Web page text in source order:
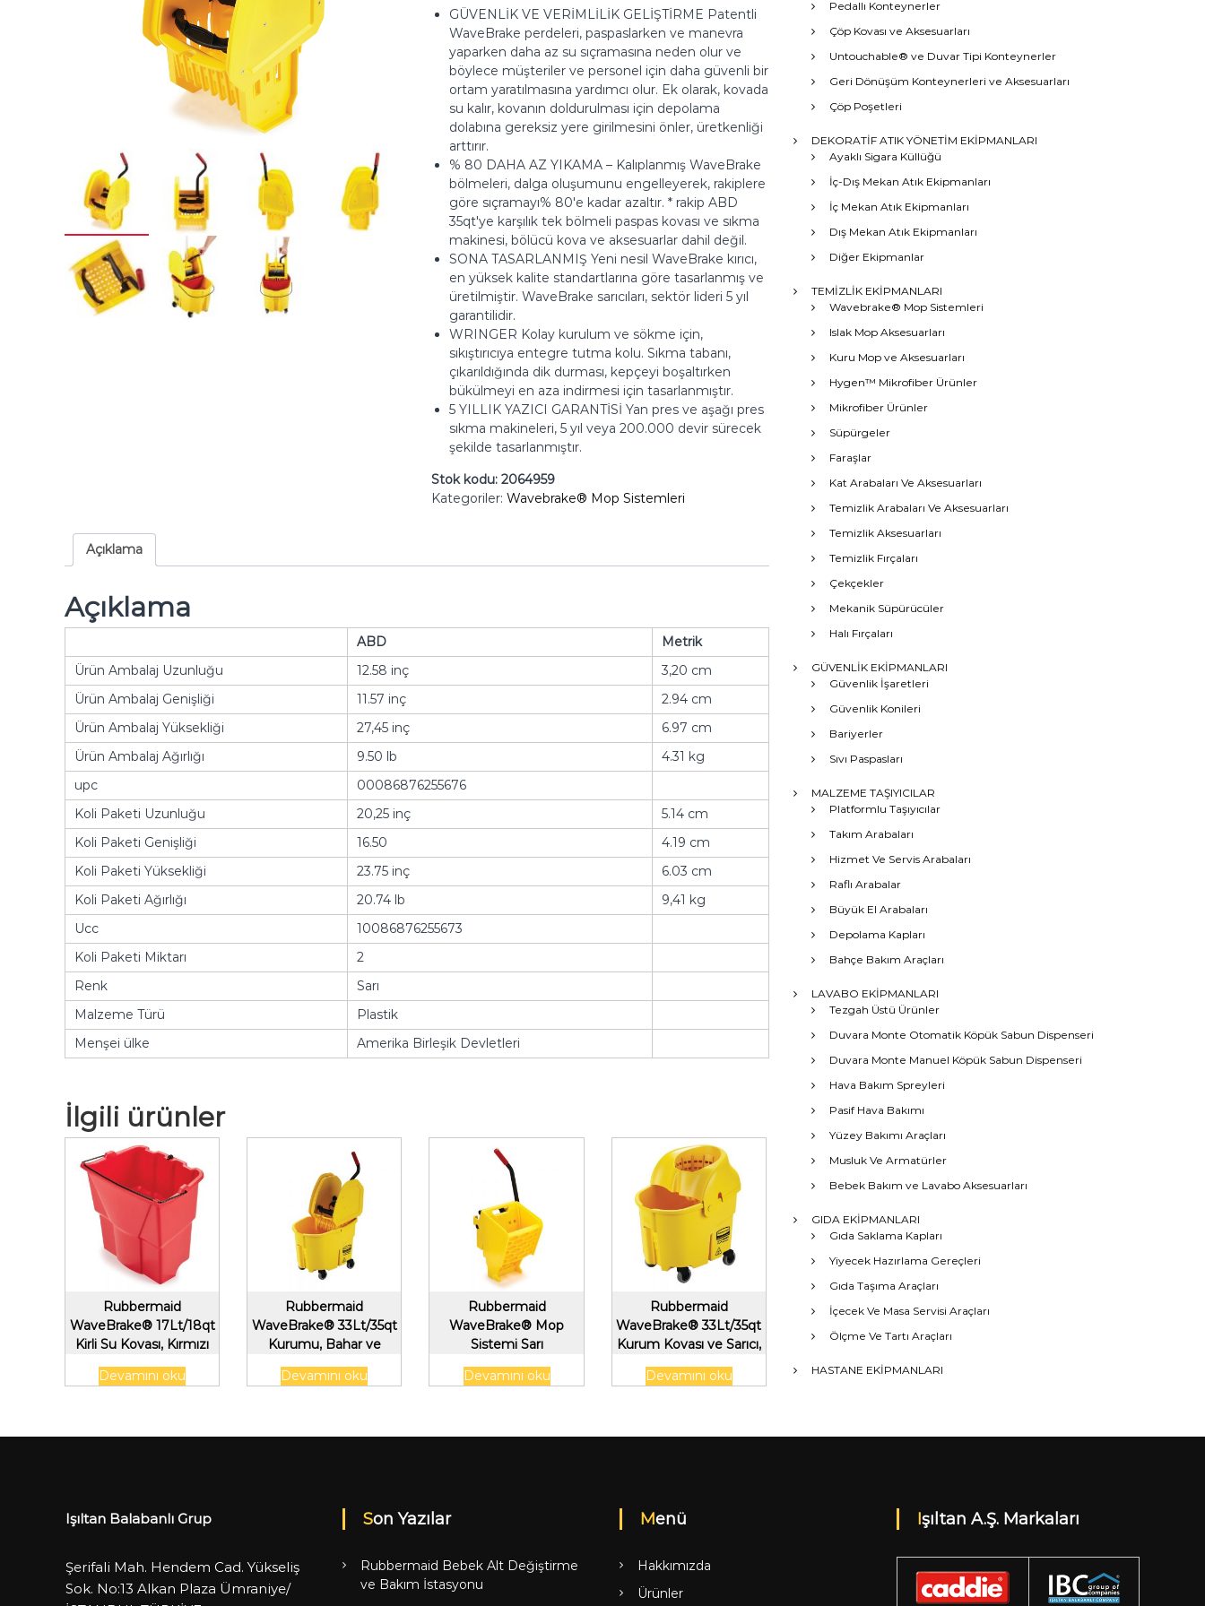
GÜVENLİK VE VERİMLİLİK GELİŞTİRME Patentli
WaveBrake perdeleri, paspaslarken ve manevra
yaparken daha az su sıçramasına neden olur ve
böylece müşteriler ve personel için daha güvenli bir
ortam yaratılmasına yardımcı olur. Ek olarak, kovada
su kalır, kovanın doldurulması için depolama
dolabına gereksiz yere girilmesini önler, üretkenliği
arttırır.
% 80 DAHA AZ YIKAMA – Kalıplanmış WaveBrake
bölmeleri, dalga oluşumunu engelleyerek, rakiplere
göre sıçramayı% 80'e kadar azaltır. * rakip ABD
35qt'ye karşılık tek bölmeli paspas kovası ve sıkma
makinesi, bölücü kova ve aksesuarlar dahil değil.
SONA TASARLANMIŞ Yeni nesil WaveBrake kırıcı,
en yüksek kalite standartlarına göre tasarlanmış ve
üretilmiştir. WaveBrake sarıcıları, sektör lideri 5 yıl
garantilidir.
WRINGER Kolay kurulum ve sökme için,
sıkıştırıcıya entegre tutma kolu. Sıkma tabanı,
çıkarıldığında dik durması, kepçeyi boşaltırken
bükülmeyi en aza indirmesi için tasarlanmıştır.
5 YILLIK YAZICI GARANTİSİ Yan pres ve aşağı pres
sıkma makineleri, 5 yıl veya 200.000 devir sürecek
şekilde tasarlanmıştır.
Stok kodu: 2064959
Kategoriler: Wavebrake® Mop Sistemleri
Açıklama
Açıklama
ABD
Metrik
Ürün Ambalaj Uzunluğu
12.58 inç
3,20 cm
Ürün Ambalaj Genişliği
11.57 inç
2.94 cm
Ürün Ambalaj Yüksekliği
27,45 inç
6.97 cm
Ürün Ambalaj Ağırlığı
9.50 lb
4.31 kg
upc
00086876255676
Koli Paketi Uzunluğu
20,25 inç
5.14 cm
Koli Paketi Genişliği
16.50
4.19 cm
Koli Paketi Yüksekliği
23.75 inç
6.03 cm
Koli Paketi Ağırlığı
20.74 lb
9,41 kg
Ucc
10086876255673
Koli Paketi Miktarı
2
Renk
Sarı
Malzeme Türü
Plastik
Menşei ülke
Amerika Birleşik Devletleri
İlgili ürünler
Rubbermaid
WaveBrake® 17Lt/18qt
Kirli Su Kovası, Kırmızı
Devamını oku
Rubbermaid
WaveBrake® 33Lt/35qt
Kurumu, Bahar ve
Kefaletsiz Kombo, Sarı
Devamını oku
Rubbermaid
WaveBrake® Mop
Sistemi Sarı
Devamını oku
Rubbermaid
WaveBrake® 33Lt/35qt
Kurum Kovası ve Sarıcı,
Sarı
Devamını oku
Pedallı Konteynerler
Çöp Kovası ve Aksesuarları
Untouchable® ve Duvar Tipi Konteynerler
Geri Dönüşüm Konteynerleri ve Aksesuarları
Çöp Poşetleri
DEKORATİF ATIK YÖNETİM EKİPMANLARI
Ayaklı Sigara Küllüğü
İç-Dış Mekan Atık Ekipmanları
İç Mekan Atık Ekipmanları
Dış Mekan Atık Ekipmanları
Diğer Ekipmanlar
TEMİZLİK EKİPMANLARI
Wavebrake® Mop Sistemleri
Islak Mop Aksesuarları
Kuru Mop ve Aksesuarları
Hygen™ Mikrofiber Ürünler
Mikrofiber Ürünler
Süpürgeler
Faraşlar
Kat Arabaları Ve Aksesuarları
Temizlik Arabaları Ve Aksesuarları
Temizlik Aksesuarları
Temizlik Fırçaları
Çekçekler
Mekanik Süpürücüler
Halı Fırçaları
GÜVENLİK EKİPMANLARI
Güvenlik İşaretleri
Güvenlik Konileri
Bariyerler
Sıvı Paspasları
MALZEME TAŞIYICILAR
Platformlu Taşıyıcılar
Takım Arabaları
Hizmet Ve Servis Arabaları
Raflı Arabalar
Büyük El Arabaları
Depolama Kapları
Bahçe Bakım Araçları
LAVABO EKİPMANLARI
Tezgah Üstü Ürünler
Duvara Monte Otomatik Köpük Sabun Dispenseri
Duvara Monte Manuel Köpük Sabun Dispenseri
Hava Bakım Spreyleri
Pasif Hava Bakımı
Yüzey Bakımı Araçları
Musluk Ve Armatürler
Bebek Bakım ve Lavabo Aksesuarları
GIDA EKİPMANLARI
Gıda Saklama Kapları
Yiyecek Hazırlama Gereçleri
Gıda Taşıma Araçları
İçecek Ve Masa Servisi Araçları
Ölçme Ve Tartı Araçları
HASTANE EKİPMANLARI
Işıltan Balabanlı Grup
Şerifali Mah. Hendem Cad. Yükseliş
Sok. No:13 Alkan Plaza Ümraniye/
Son Yazılar
Rubbermaid Bebek Alt Değiştirme
ve Bakım İstasyonu
Menü
Hakkımızda
Ürünler
Işıltan A.Ş. Markaları